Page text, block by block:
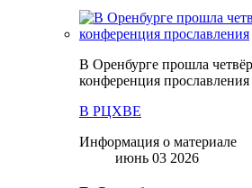
В Оренбурге прошла
конференция прославления
В РЦХВЕ
Информация о материале
июнь 03 2026